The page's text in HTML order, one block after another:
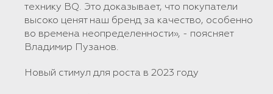
технику BQ. Это доказывает, что покупатели
высоко ценят наш бренд за качество, особенно
во времена неопределенности», - поясняет
Владимир Пузанов.
Новый стимул для роста в 2023 году